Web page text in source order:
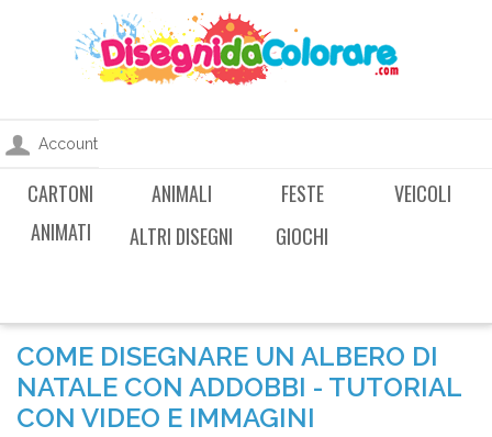
Account
CARTONI
ANIMATI
ANIMALI FESTE
VEICOLI
ALTRI DISEGNI
GIOCHI
COME DISEGNARE UN ALBERO DI
NATALE CON ADDOBBI - TUTORIAL
CON VIDEO E IMMAGINI